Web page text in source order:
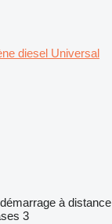
diesel Universal
démarrage à distance
3